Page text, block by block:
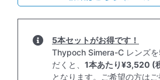
5本セットがお得です！
Thypoch Simera-C レンズ
だくと、 1本あたり¥3,520 (
となります。ご希望の方は